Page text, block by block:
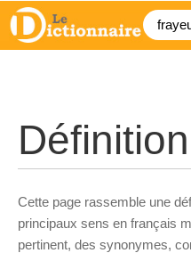
Définition
Cette page rassemble une
principaux sens en français
pertinent, des synonymes,